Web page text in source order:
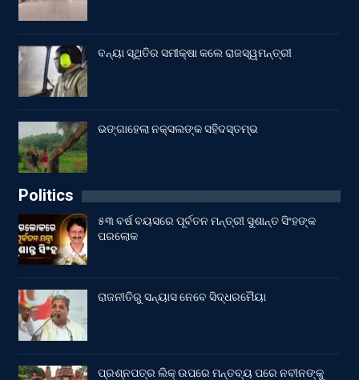
ବନ୍ୟା ସ୍ଥିତିର ସମୀକ୍ଷା କଲେ ରାଜସ୍ୱମନ୍ତ୍ରୀ
ଭଙ୍ଗାହେଲା ନକ୍ସଲଙ୍କ ସହିଦସ୍ତମ୍ଭ
Politics
୫୩ ବର୍ଷ ବୟସରେ ପୂର୍ବତନ ମନ୍ତ୍ରୀ ସୁଶାନ୍ତ ସିଂହଙ୍କ
ପରଲୋକ
ରାଜନୀତିରୁ ସନ୍ୟାସ ନେବେ ସିଦ୍ଧରମୈୟା
ପ୍ରଶ୍ନପତ୍ର ଲିକ୍ ଉପରେ ମନ୍ତବ୍ୟ ପରେ ନବୀନଙ୍କୁ